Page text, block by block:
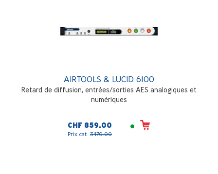
AIRTOOLS & LUCID 6100
Retard de diffusion, entrées/sorties AES analogiques et
numériques
CHF 859.00
Prix cat. 3'170.00